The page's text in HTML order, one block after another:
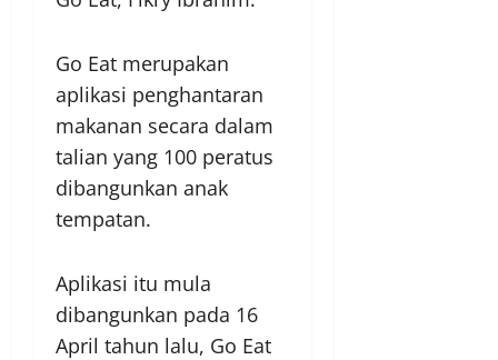
Go Eat merupakan
aplikasi penghantaran
makanan secara dalam
talian yang 100 peratus
dibangunkan anak
tempatan.
Aplikasi itu mula
dibangunkan pada 16
April tahun lalu, Go Eat